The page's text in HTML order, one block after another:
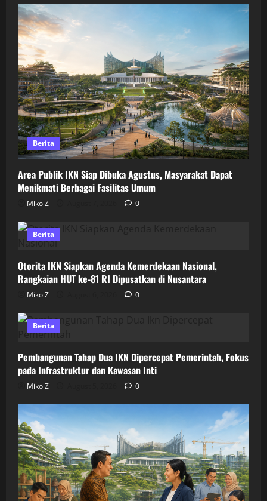
Berita
Area Publik IKN Siap Dibuka Agustus, Masyarakat Dapat
Menikmati Berbagai Fasilitas Umum
Miko Z 0
Berita
Otorita IKN Siapkan Agenda Kemerdekaan Nasional,
Rangkaian HUT ke-81 RI Dipusatkan di Nusantara
Miko Z 0
Berita
Pembangunan Tahap Dua IKN Dipercepat Pemerintah, Fokus
pada Infrastruktur dan Kawasan Inti
Miko Z 0